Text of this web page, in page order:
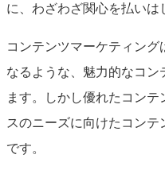
に、わざわざ関心を払いは
コンテンツマーケティング
なるような、魅力的なコ
ます。しかし優れたコン
スのニーズに向けたコン
です。